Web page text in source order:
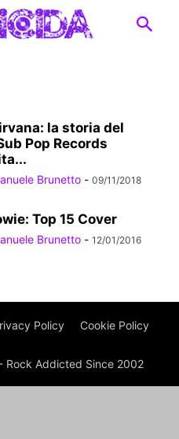
la storia del
Pop Records
Brunetto - 09/11/2018
Top 15 Cover
Brunetto - 12/01/2016
Policy Cookie Policy
Addicted Since 2002